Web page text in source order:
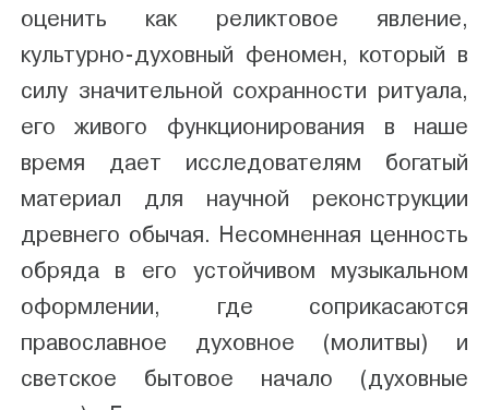
оценить как реликтовое явление,
культурно-духовный феномен, который в
силу значительной сохранности ритуала,
его живого функционирования в наше
время дает исследователям богатый
материал для научной реконструкции
древнего обычая. Несомненная ценность
обряда в его устойчивом музыкальном
оформлении, где соприкасаются
православное духовное (молитвы) и
светское бытовое начало (духовные